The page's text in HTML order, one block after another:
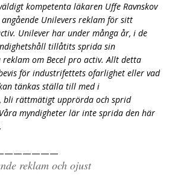
kompetenta läkaren Uffe Ravnskov
Unilevers reklam för sitt
Unilever har under många år, i de
tillåtits sprida sin
reklam om Becel pro activ. Allt detta
för industrifettets ofarlighet eller vad
tänkas ställa till med i
bli rättmätigt upprörda och sprid
myndigheter lär inte sprida den här
reklam och ojust